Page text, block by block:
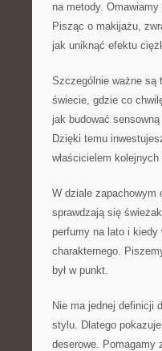
na metody.
Pisząc o makijażu,
jak uniknąć efektu
Szczególnie ważne są
świecie, gdzie co
jak budować
Dzięki temu
właścicielem
W dziale zapachowym
sprawdzają się
perfumy na lato i kiedy
charakternego.
był w punkt.
Nie ma jednej definicji
stylu. Dlatego
deserowe. Pomagamy